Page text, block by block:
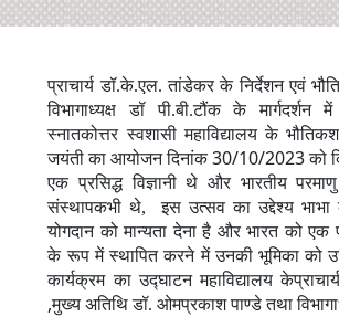
प्राचार्य डॉ.के.एल. तांडेकर के निर्देशन एवं
विभागाध्यक्ष डॉ पी.बी.टौंक के मार्गदर्शन
स्नातकोत्तर स्वशासी महाविद्यालय के
जयंती का आयोजन दिनांक30/10/2023को
एक प्रसिद्ध विज्ञानी थे और भारतीय
संस्थापकभी थे, इस उत्सव का उद्देश्य भाभा
योगदान को मान्यता देना है और भारत को एक
के रूप में स्थापित करने में उनकी भूमिका को
कार्यक्रम का उद्घाटन महाविद्यालय
,मुख्य अतिथि डॉ. ओमप्रकाश पाण्डे तथा